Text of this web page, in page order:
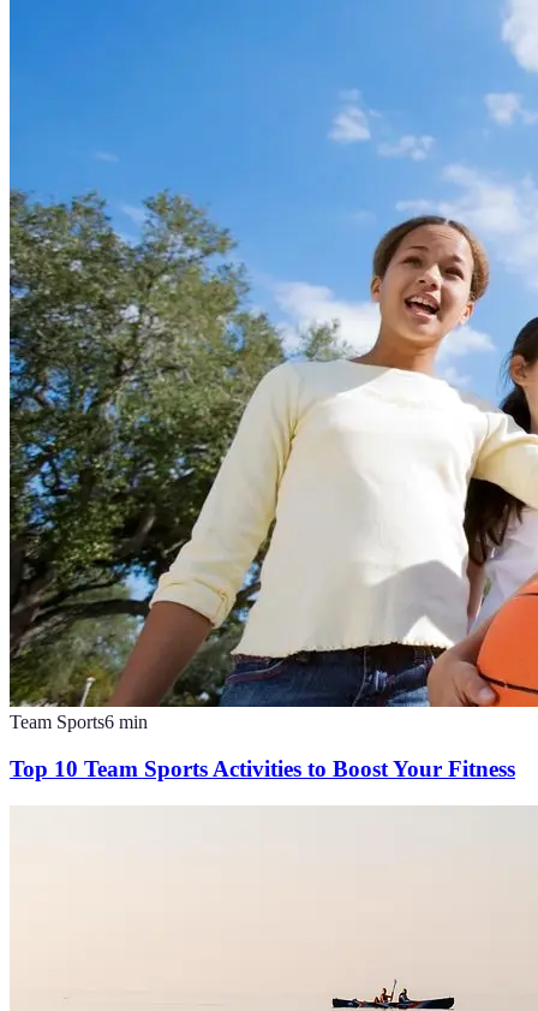
Team Sports6 min
Top 10 Team Sports Activities to Boost Your Fitness